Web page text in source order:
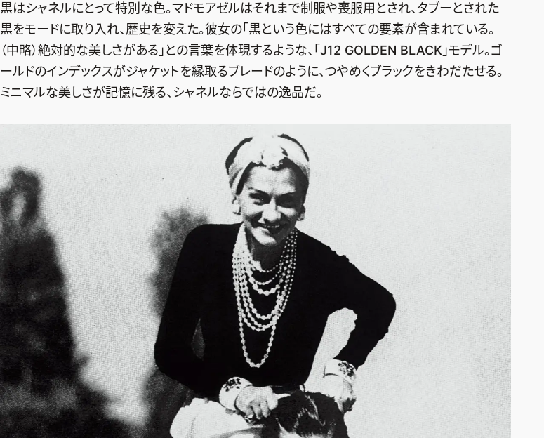
黒はシャネルにとって特別な色。マドモアゼルはそれまで制服や喪服用とされ、タブーとされた
黒をモードに取り入れ、歴史を変えた。彼女の「黒という色にはすべての要素が含まれている。
（中略）絶対的な美しさがある」との言葉を体現するような、「J12 GOLDEN BLACK」モデル。ゴ
ールドのインデックスがジャケットを縁取るブレードのように、つやめくブラックをきわだたせる。
ミニマルな美しさが記憶に残る、シャネルならではの逸品だ。